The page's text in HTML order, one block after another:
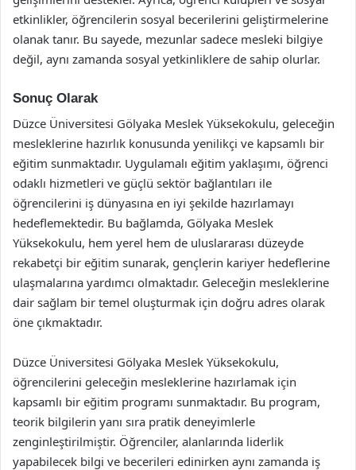
etkinlikler, öğrencilerin sosyal becerilerini geliştirmelerine
olanak tanır. Bu sayede, mezunlar sadece mesleki bilgiye
değil, aynı zamanda sosyal yetkinliklere de sahip olurlar.
Sonuç Olarak
Düzce Üniversitesi Gölyaka Meslek Yüksekokulu, geleceğin
mesleklerine hazırlık konusunda yenilikçi ve kapsamlı bir
eğitim sunmaktadır. Uygulamalı eğitim yaklaşımı, öğrenci
odaklı hizmetleri ve güçlü sektör bağlantıları ile
öğrencilerini iş dünyasına en iyi şekilde hazırlamayı
hedeflemektedir. Bu bağlamda, Gölyaka Meslek
Yüksekokulu, hem yerel hem de uluslararası düzeyde
rekabetçi bir eğitim sunarak, gençlerin kariyer hedeflerine
ulaşmalarına yardımcı olmaktadır. Geleceğin mesleklerine
dair sağlam bir temel oluşturmak için doğru adres olarak
öne çıkmaktadır.
Düzce Üniversitesi Gölyaka Meslek Yüksekokulu,
öğrencilerini geleceğin mesleklerine hazırlamak için
kapsamlı bir eğitim programı sunmaktadır. Bu program,
teorik bilgilerin yanı sıra pratik deneyimlerle
zenginleştirilmiştir. Öğrenciler, alanlarında liderlik
yapabilecek bilgi ve becerileri edinirken aynı zamanda iş